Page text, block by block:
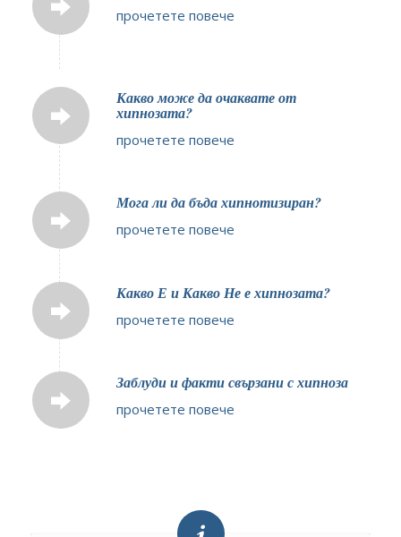
прочетете повече
Какво може да очаквате от
хипнозата?
прочетете повече
Мога ли да бъда хипнотизиран?
прочетете повече
Какво Е и Какво Не е хипнозата?
прочетете повече
Заблуди и факти свързани с хипноза
прочетете повече